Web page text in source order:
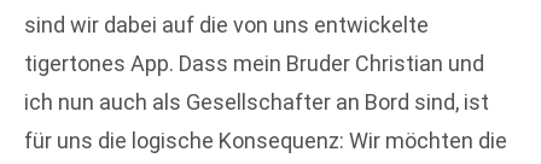
sind wir dabei auf die von uns entwickelte
tigertones App. Dass mein Bruder Christian und
ich nun auch als Gesellschafter an Bord sind, ist
für uns die logische Konsequenz: Wir möchten die